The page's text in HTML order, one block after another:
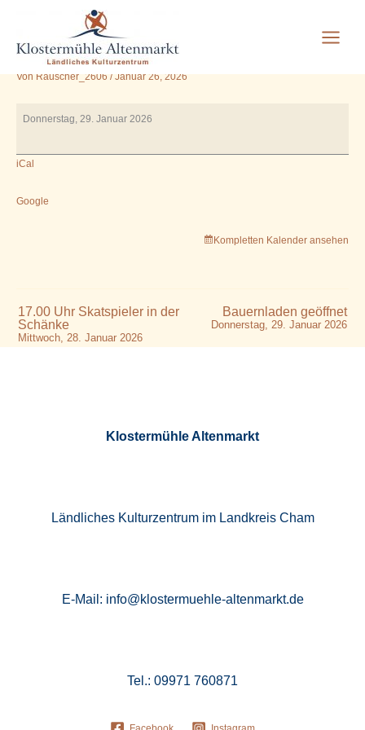
springen
VHS 9.00 Uhr Qui Gong im
Vortragsraum
VonRauscher_2606/Januar 26, 2026
Qui
im
Donnerstag, 29. Januar 2026
iCal
Google
Kompletten Kalender ansehen
17.00 Uhr Skatspieler in der
Schänke
Mittwoch, 28. Januar 2026
Bauernladen geöffnet
Donnerstag, 29. Januar 2026
Klostermühle Altenmarkt
Ländliches Kulturzentrum im Landkreis Cham
E-Mail: info@klostermuehle-altenmarkt.de
Tel.: 09971 760871